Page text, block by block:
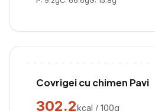
Covrigei cu chimen Pavi
302.2kcal / 100g